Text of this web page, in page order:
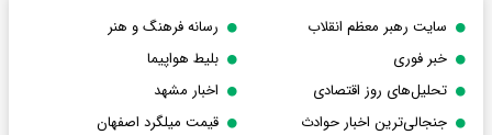
سایت رهبر معظم انقلاب
رسانه فرهنگ و هنر
خبر فوری
بلیط هواپیما
تحلیل‌های روز اقتصادی
اخبار مشهد
جنجالی‌ترین اخبار حوادث
قیمت میلگرد اصفهان